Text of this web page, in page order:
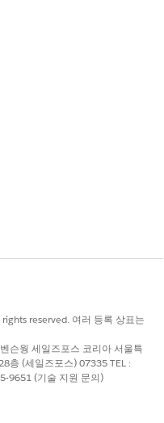
춥습니다. 온도를 조정할
될 수 있습니다. 진행하기
또는 서쪽 날개와 같이 4
처의 동쪽 날개에 있습니
를 조정하기 위해 시설 요
시설 기술자는 30분 이내
더 편안한 수준으로 온도
사항을 확인해야 합니
reserved. 여러 등록 상표는
슨웡 세일즈포스 코리아 서울특
층 (세일즈포스) 07335 TEL :
9651 (기술 지원 문의)